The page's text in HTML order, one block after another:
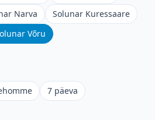
Narva
Solunar Kuressaare
Võru
7 päeva